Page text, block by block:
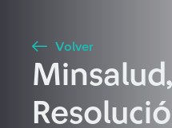
Buscar
Volver
Minsalud,